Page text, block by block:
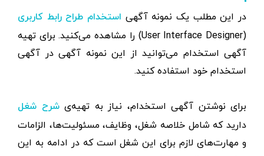
در این مطلب یک نمونه آگهی استخدام طراح رابط کاربری
(User Interface Designer) را مشاهده می‌کنید. برای تهیه
آگهی استخدام می‌توانید از این نمونه آگهی در آگهی
استخدام خود استفاده کنید.
برای نوشتن آگهی استخدام، نیاز به تهیه‌یشرح شغل
دارید که شامل خلاصه شغل، وظایف، مسئولیت‌ها، الزامات
و مهارت‌های لازم برای این شغل است که در ادامه به این